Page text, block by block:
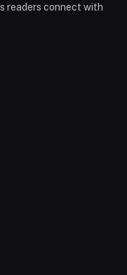
readers connect with